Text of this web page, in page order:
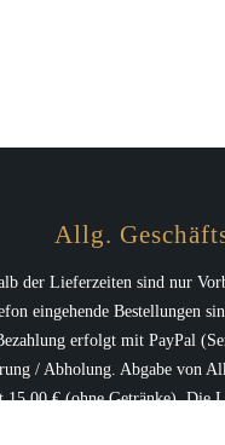
Allg.
der Lieferzeiten sind nur
eingehende Bestellungen
erfolgt mit PayPal
/ Abholung. Abgabe von
15,00 € (ohne Getränke). Die